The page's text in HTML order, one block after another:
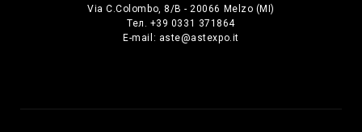
Via C.Colombo, 8/B - 20066 Melzo (MI)
Тел. +39 0331 371864
E-mail: aste@astexpo.it